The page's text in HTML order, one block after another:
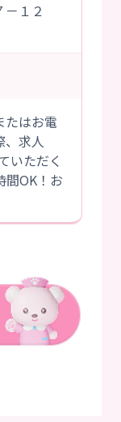
－１２
たはお電
、求人
いただく
間OK！お